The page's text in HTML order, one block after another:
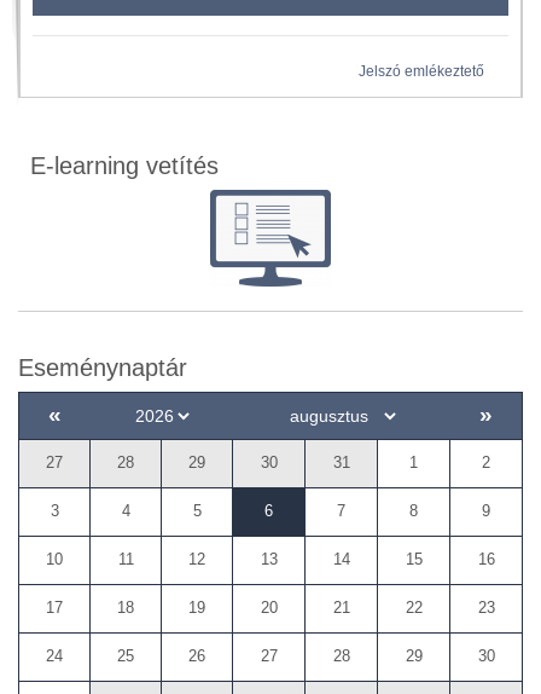
Jelszó emlékeztető
E-learning vetítés
Eseménynaptár
« »
27 28 29 30 31 1 2
3 4 5 6 7 8 9
10 11 12 13 14 15 16
17 18 19 20 21 22 23
24 25 26 27 28 29 30